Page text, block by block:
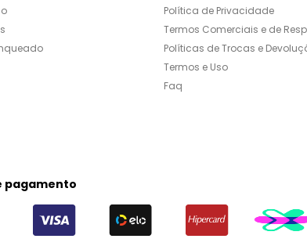
Política de Privacidade
Termos Comerciais e de
Políticas de Trocas e
Termos e Uso
Faq
pagamento